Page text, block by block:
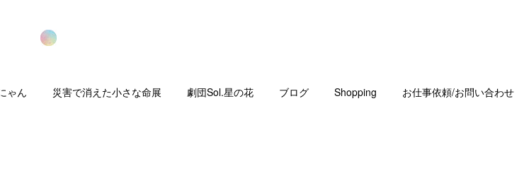
ゃん 災害で消えた小さな命展 劇団Sol.星の花 ブログ Shopping お仕事依頼/お問い合わせ